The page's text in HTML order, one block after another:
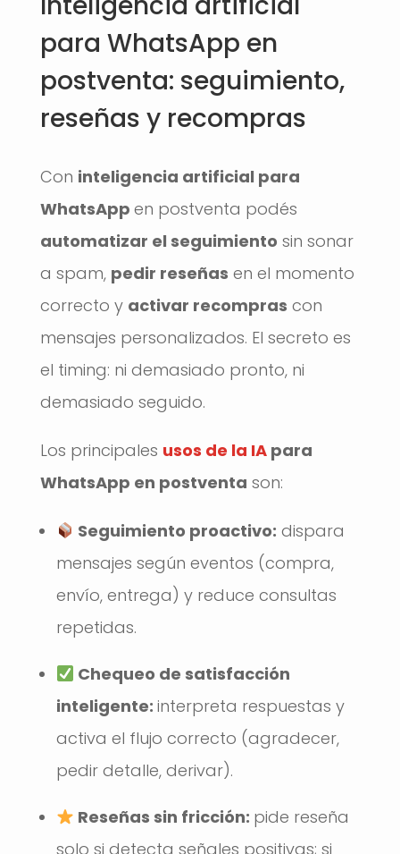
para WhatsApp en
postventa: seguimiento,
reseñas y recompras
Con inteligencia artificial para
WhatsApp en postventa podés
automatizar el seguimiento sin sonar
a spam, pedir reseñas en el momento
correcto y activar recompras con
mensajes personalizados. El secreto es
el timing: ni demasiado pronto, ni
demasiado seguido.
Los principales usos de la IA para
WhatsApp en postventa son:
Seguimiento proactivo: dispara
mensajes según eventos (compra,
envío, entrega) y reduce consultas
repetidas.
Chequeo de satisfacción
inteligente: interpreta respuestas y
activa el flujo correcto (agradecer,
pedir detalle, derivar).
Reseñas sin fricción: pide reseña
solo si detecta señales positivas; si